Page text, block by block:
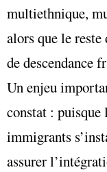
multiethnique,
alors que le reste
de descendance
Un enjeu
constat : puisque
immigrants
assurer